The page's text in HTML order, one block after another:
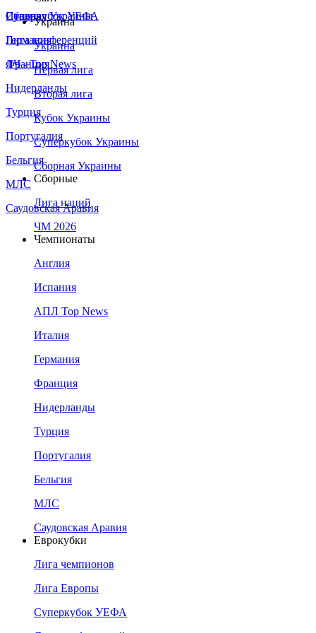
Сборная Украины
Италия
Германия
Франция
Нидерланды
Турция
Португалия
Бельгия
МЛС
Саудовская Аравия
Суперкубок УЕФА
Лига конференций
ЛЧ - Top News
Украина
Украина
Первая лига
Вторая лига
Кубок Украины
Суперкубок Украины
Сборная Украины
Сборные
Лига наций
ЧМ 2026
Чемпионаты
Англия
Испания
АПЛ Top News
Италия
Германия
Франция
Нидерланды
Турция
Португалия
Бельгия
МЛС
Саудовская Аравия
Еврокубки
Лига чемпионов
Лига Европы
Суперкубок УЕФА